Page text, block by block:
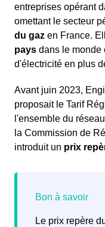
entreprises opérant
omettant le secteur
du gaz en France.
pays dans le monde
d'électricité en plus
Avant juin 2023,
proposait le Tarif
l'ensemble du
la Commission de
introduit un prix
Le prix repère